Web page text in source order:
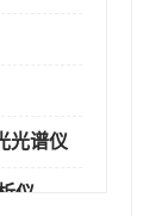
光谱仪
仪